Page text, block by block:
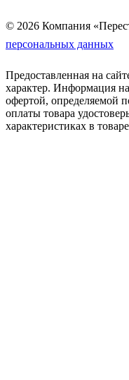
© 2026 Компания
персональных данных
Предоставленная на
характер. Информация
офертой, определяемой
оплаты товара
характеристиках в